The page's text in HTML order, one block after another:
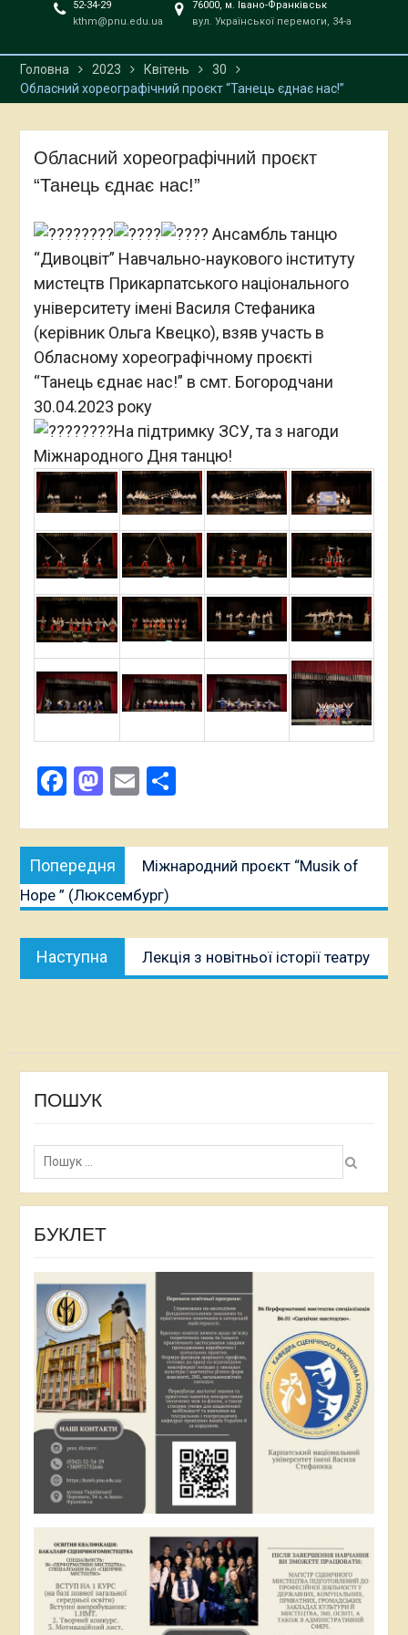
52-34-29
kthm@pnu.edu.ua
76000, м. Івано-Франківськ
вул. Української перемоги, 34-а
Головна 2023 Квітень
30
Обласний хореографічний проєкт “Танець єднає нас!”
Обласний хореографічний проєкт
“Танець єднає нас!”
Ансамбль танцю
“Дивоцвіт” Навчально-наукового інституту
мистецтв Прикарпатського національного
університету імені Василя Стефаника
(керівник Ольга Квецко), взяв участь в
Обласному хореографічному проєкті
“Танець єднає нас!” в смт. Богородчани
30.04.2023 року
На підтримку ЗСУ, та з нагоди
Міжнародного Дня танцю!
Facebook
Mastodon
EmailПоділитися
Навігація
записів
Попередня
публікація:
Міжнародний проєкт “Musik of
Hope ” (Люксембург)
Наступна
публікація:
Лекція з новітньої історії театру
ПОШУК
Пошук:
БУКЛЕТ